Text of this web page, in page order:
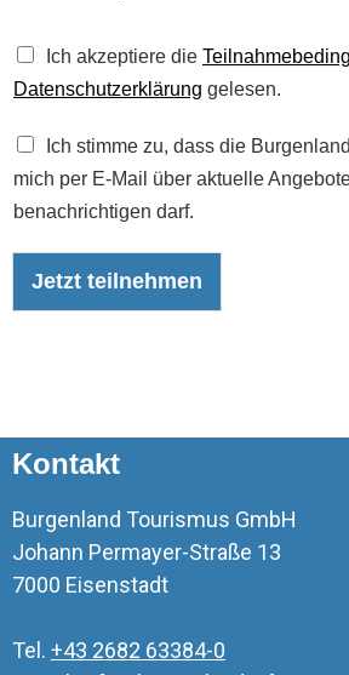
D
t
n
s
h
u
i
a
m
e
d
Ich akzeptiere die
Datenschutzerklärung gelesen.
N
w
s
t
Ich stimme zu, dass die
mich per E-Mail über aktuelle
benachrichtigen darf.
Jetzt teilnehmen
Kontakt
Burgenland Tourismus GmbH
Johann Permayer-Straße 13
7000 Eisenstadt
Tel. +43 2682 63384-0